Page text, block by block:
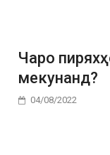
Чаро
мекунанд?
04/08/2022